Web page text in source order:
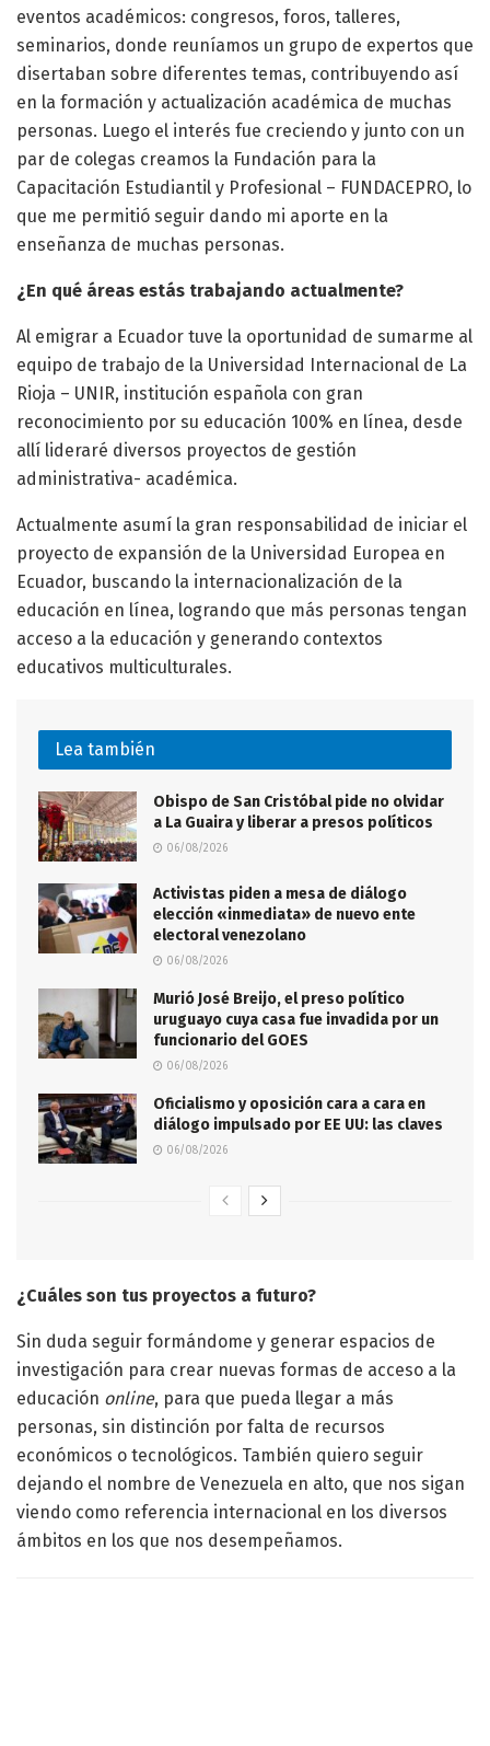
eventos académicos: congresos, foros, talleres,
seminarios, donde reuníamos un grupo de expertos que
disertaban sobre diferentes temas, contribuyendo así
en la formación y actualización académica de muchas
personas. Luego el interés fue creciendo y junto con un
par de colegas creamos la Fundación para la
Capacitación Estudiantil y Profesional – FUNDACEPRO, lo
que me permitió seguir dando mi aporte en la
enseñanza de muchas personas.
¿En qué áreas estás trabajando actualmente?
Al emigrar a Ecuador tuve la oportunidad de sumarme al
equipo de trabajo de la Universidad Internacional de La
Rioja – UNIR, institución española con gran
reconocimiento por su educación 100% en línea, desde
allí lideraré diversos proyectos de gestión
administrativa- académica.
Actualmente asumí la gran responsabilidad de iniciar el
proyecto de expansión de la Universidad Europea en
Ecuador, buscando la internacionalización de la
educación en línea, logrando que más personas tengan
acceso a la educación y generando contextos
educativos multiculturales.
Lea también
Obispo de San Cristóbal pide no olvidar
a La Guaira y liberar a presos políticos
06/08/2026
Activistas piden a mesa de diálogo
elección «inmediata» de nuevo ente
electoral venezolano
06/08/2026
Murió José Breijo, el preso político
uruguayo cuya casa fue invadida por un
funcionario del GOES
06/08/2026
Oficialismo y oposición cara a cara en
diálogo impulsado por EE UU: las claves
06/08/2026
¿Cuáles son tus proyectos a futuro?
Sin duda seguir formándome y generar espacios de
investigación para crear nuevas formas de acceso a la
educación online, para que pueda llegar a más
personas, sin distinción por falta de recursos
económicos o tecnológicos. También quiero seguir
dejando el nombre de Venezuela en alto, que nos sigan
viendo como referencia internacional en los diversos
ámbitos en los que nos desempeñamos.